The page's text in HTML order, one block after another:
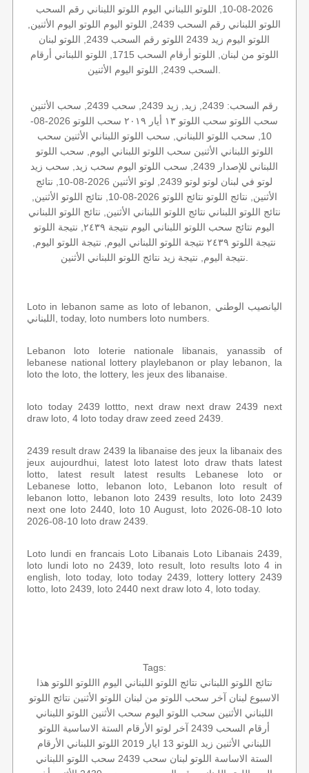
2026-08-10, اللوتو اللبناني اليوم اللوتو اللبناني رقم السحب
اللوتو اللبناني رقم السحب 2439, اللوتو اليوم اللوتو اليوم الأثنين,
اللوتو اليوم زيد 2439 اللوتو رقم السحب 2439, اللوتو لبنان
اللوتو من لبنان, اللوتو أرقام السحب 1715, اللوتو اللبناني أرقام
رقم السحب: 2439, زيد, زيد 2439, سحب 2439, سحب الأثنين
سحب اللوتو سحب اللوتو ١٣ أيار ٢٠١٩ سحب اللوتو 2026-08-
10, سحب اللوتو اللبناني, سحب اللوتو اللبناني الأثنين سحب
اللوتو اللبناني الأثنين سحب اللوتو اللبناني اليوم, سحب اللوتو
اللبناني للإصدار 2439, سحب اللوتو اليوم سحب زيد, سحب زيد
لوتو في لبنان لوتو لوتو 2439, لوتو الأثنين 2026-08-10, نتائج
الأثنين, نتائج اللوتو نتائج اللوتو 2026-08-10, نتائج اللوتو الأثنين,
نتائج اللوتو اللبناني نتائج اللوتو اللبناني الأثنين, نتائج اللوتو اللبناني
اليوم نتائج سحب اللوتو اللبناني اليوم نتيجة ٢٤٣٩, نتيجة اللوتو
نتيجة اللوتو ٢٤٣٩ نتيجة اللوتو اللبناني اليوم, نتيجة اللوتو اليوم,
Loto in lebanon same as loto of lebanon, اليانصيب الوطني
اللبناني, today, loto numbers loto numbers.
Lebanon loto loterie nationale libanais, yanassib of
lebanese national lottery playlebanon or play lebanon, la
loto the loto, the lottery, les jeux des libanaise.
loto today 2439 lottto, next draw next draw 2439 next
draw loto, 4 loto today draw zeed zeed 2439.
2439 result draw 2439 la libanaise des jeux la libanaix des
jeux aujourdhui, latest loto latest loto draw thats latest
lotto, latest result latest results Lebanese loto or
Lebanese lotto, lebanon loto, Lebanon loto result of
lebanon lotto, lebanon loto 2439 results, loto loto 2439
next one loto 2440, loto 10 August, loto 2026-08-10 loto
2026-08-10 loto draw 2439.
Loto lundi en francais Loto Libanais Loto Libanais 2439,
loto lundi loto no 2439, loto result, loto results loto 4 in
english, loto today, loto today 2439, lottery lottery 2439
lotto, loto 2439, loto 2440 next draw loto 4, loto today.
Tags:
نتائج اللوتو اللبناني نتائج اللوتو اللبناني اليوم االلوتو اللوتو هذا
الاسبوع لبنان آخر سحب اللوتو من لبنان اللوتو الأثنين نتائج اللوتو
اللبناني الأثنين سحب اللوتو اليوم سحب الأثنين اللوتو اللبناني
أرقام السحب 2439
آخر لوتو الأرقام الستة الاساسية اللوتو
اللبناني الأثنين زيد اللوتو 13 ايار 2019 اللوتو اللبناني الأرقام
الستة الاساسة اللوتو لبنان سحب 2439
سحب اللوتو اللبناني